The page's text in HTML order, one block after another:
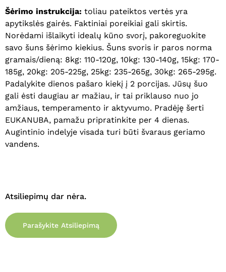
Šėrimo instrukcija: toliau pateiktos vertės yra
apytikslės gairės. Faktiniai poreikiai gali skirtis.
Norėdami išlaikyti idealų kūno svorį, pakoreguokite
savo šuns šėrimo kiekius. Šuns svoris ir paros norma
gramais/dieną: 8kg: 110-120g, 10kg: 130-140g, 15kg: 170-
185g, 20kg: 205-225g, 25kg: 235-265g, 30kg: 265-295g.
Padalykite dienos pašaro kiekį į 2 porcijas. Jūsų šuo
gali ėsti daugiau ar mažiau, ir tai priklauso nuo jo
amžiaus, temperamento ir aktyvumo. Pradėję šerti
EUKANUBA, pamažu pripratinkite per 4 dienas.
Augintinio indelyje visada turi būti švaraus geriamo
vandens.
Atsiliepimų dar nėra.
Parašykite Atsiliepimą